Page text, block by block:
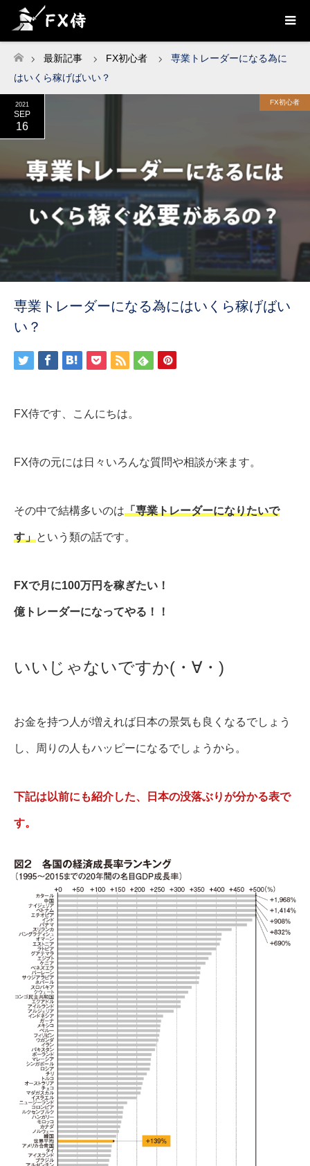
ホーム
最新記事 FX初心者
専業トレーダーになる為に
はいくら稼げばいい？
2021
SEP
16
FX初心者
専業トレーダーになる為にはいくら稼げばい
い？
FX侍です、こんにちは。
FX侍の元には日々いろんな質問や相談が来ます。
その中で結構多いのは「専業トレーダーになりたいで
す」という類の話です。
FXで月に100万円を稼ぎたい！
億トレーダーになってやる！！
いいじゃないですか(・∀・)
お金を持つ人が増えれば日本の景気も良くなるでしょう
し、周りの人もハッピーになるでしょうから。
下記は以前にも紹介した、日本の没落ぶりが分かる表で
す。